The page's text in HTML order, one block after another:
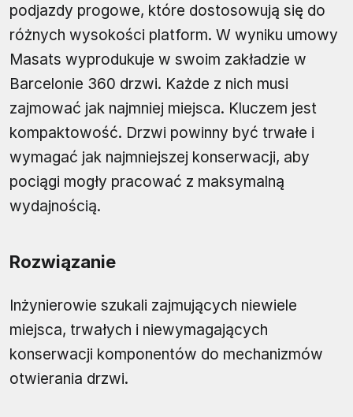
podjazdy progowe, które dostosowują się do
różnych wysokości platform. W wyniku umowy
Masats wyprodukuje w swoim zakładzie w
Barcelonie 360 drzwi. Każde z nich musi
zajmować jak najmniej miejsca. Kluczem jest
kompaktowość. Drzwi powinny być trwałe i
wymagać jak najmniejszej konserwacji, aby
pociągi mogły pracować z maksymalną
wydajnością.
Rozwiązanie
Inżynierowie szukali zajmujących niewiele
miejsca, trwałych i niewymagających
konserwacji komponentów do mechanizmów
otwierania drzwi.